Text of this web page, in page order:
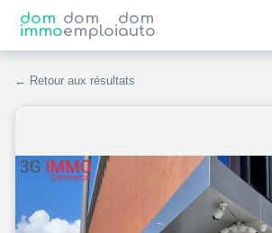
dom
immo
dom
emploi
dom
auto
← Retour aux résultats